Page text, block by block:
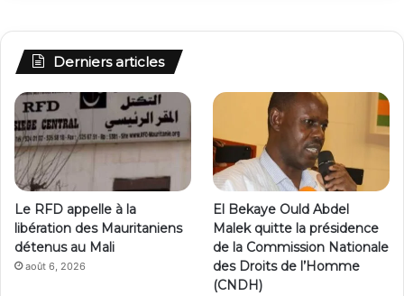
Derniers articles
Le RFD appelle à la
libération des Mauritaniens
détenus au Mali
août 6, 2026
El Bekaye Ould Abdel
Malek quitte la présidence
de la Commission Nationale
des Droits de l’Homme
(CNDH)